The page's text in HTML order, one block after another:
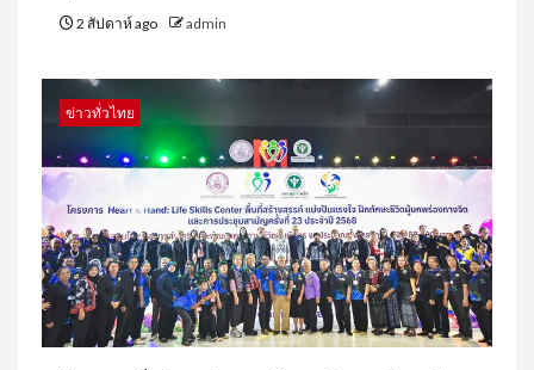
2 สัปดาห์ ago admin
ข่าวทั่วไทย